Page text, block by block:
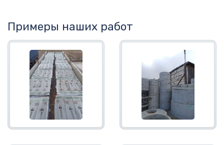
Примеры наших работ